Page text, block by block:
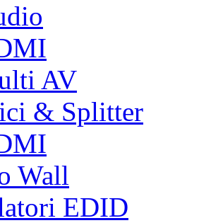
AV
& Splitter
Wall
EDID